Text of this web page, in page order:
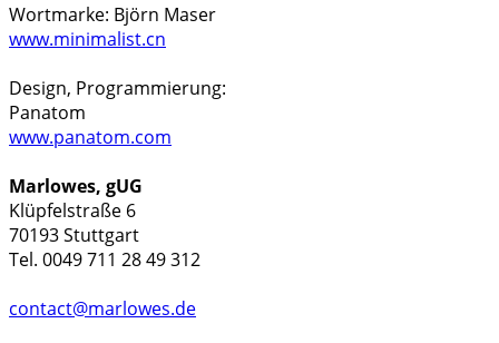
Wortmarke: Björn Maser
www.minimalist.cn
Design, Programmierung:
Panatom
www.panatom.com
Marlowes, gUG
Klüpfelstraße 6
70193 Stuttgart
Tel. 0049 711 28 49 312
contact@marlowes.de